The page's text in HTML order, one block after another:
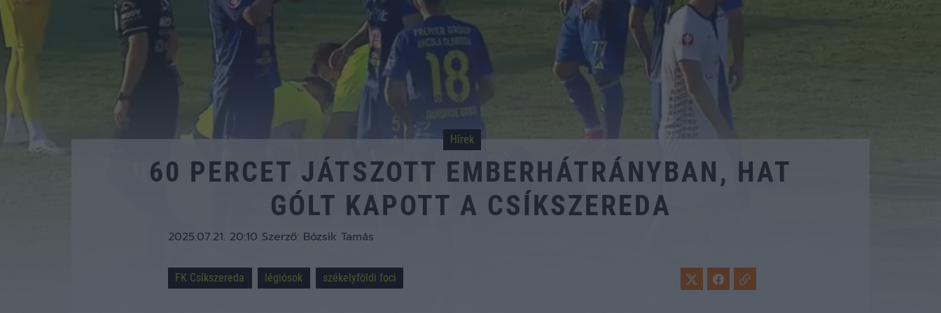
Hírek
60 PERCET JÁTSZOTT EMBERHÁTRÁNYBAN, HAT
GÓLT KAPOTT A CSÍKSZEREDA
2025.07.21. 20:10 Szerző: Bózsik Tamás
FK Csíkszereda légiósok székelyföldi foci